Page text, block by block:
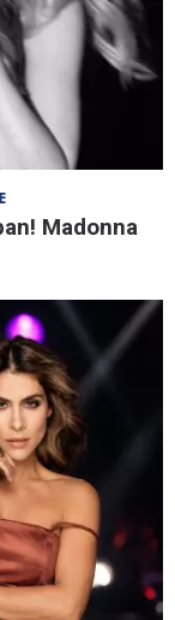
Madonna